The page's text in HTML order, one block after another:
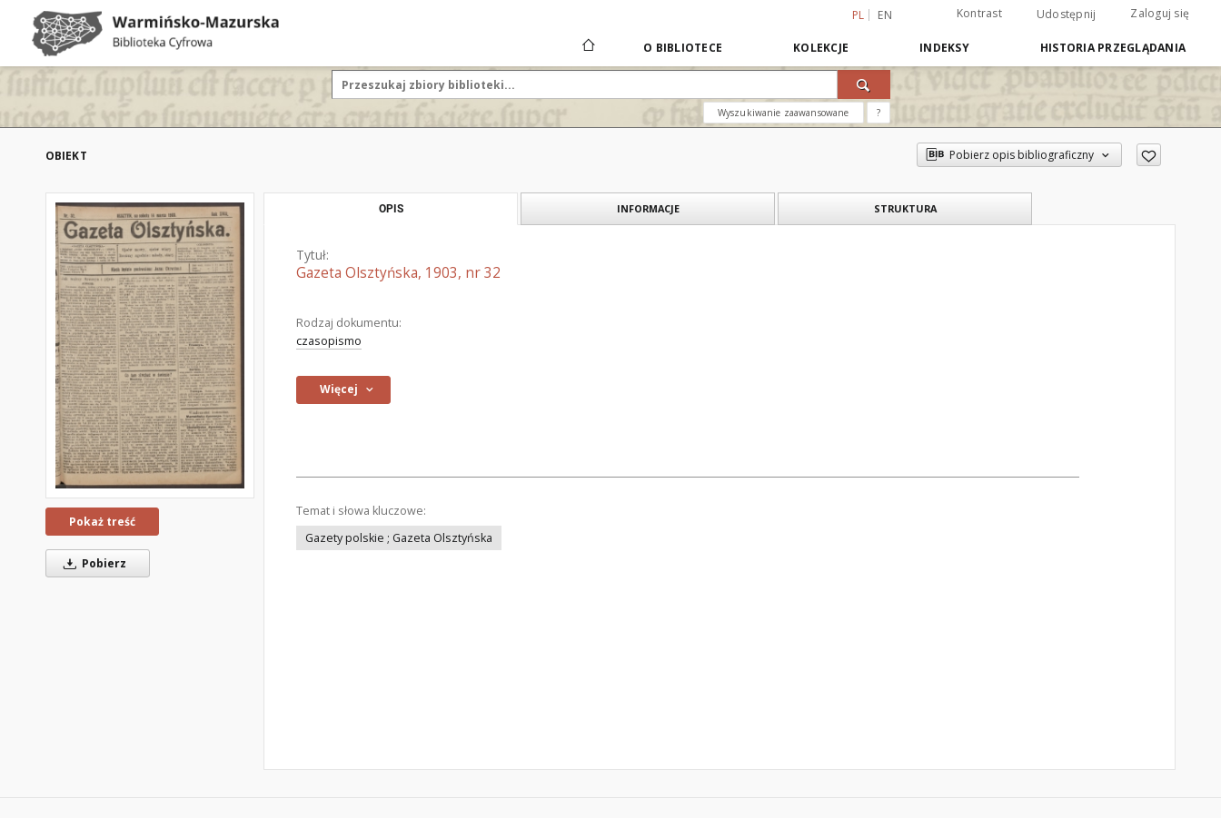
PL EN Kontrast Udostępnij Zaloguj się
O BIBLIOTECE KOLEKCJE INDEKSY HISTORIA PRZEGLĄDANIA
Wyszukiwanie zaawansowane ?
OBIEKT Pobierz opis bibliograficzny
Pokaż treść
Pobierz
OPIS INFORMACJE STRUKTURA
Tytuł:
Gazeta Olsztyńska, 1903, nr 32
Rodzaj dokumentu:
czasopismo
Więcej
Temat i słowa kluczowe:
Gazety polskie ; Gazeta Olsztyńska